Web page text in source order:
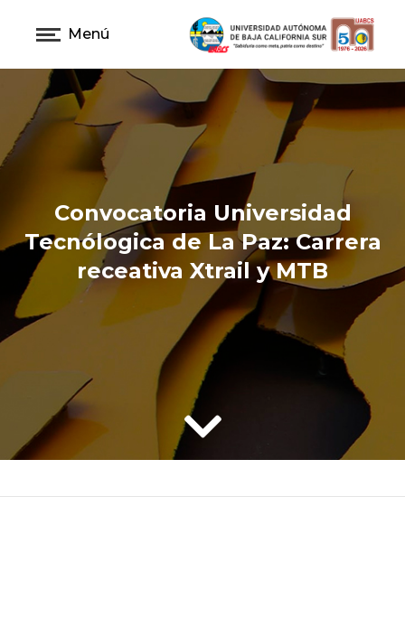
Menú
Convocatoria Universidad
Tecnólogica de La Paz: Carrera
receativa Xtrail y MTB